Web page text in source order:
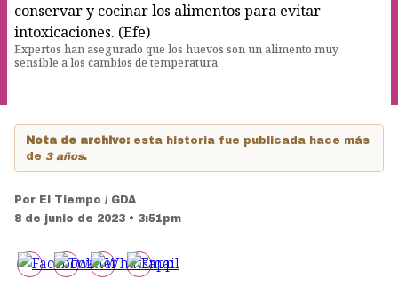
Expertos han asegurado que los huevos son un alimento muy
sensible a los cambios de temperatura.
Nota de archivo: esta historia fue publicada hace más
de 3 años.
Por El Tiempo / GDA
8 de junio de 2023 • 3:51pm